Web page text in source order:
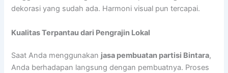
dekorasi yang sudah ada. Harmoni visual pun tercapai.
Kualitas Terpantau dari Pengrajin Lokal
Saat Anda menggunakan jasa pembuatan partisi Bintara,
Anda berhadapan langsung dengan pembuatnya. Proses